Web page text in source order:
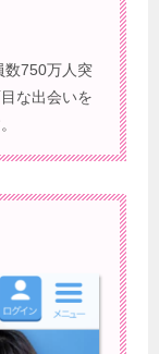
数750万人突
な出会いを